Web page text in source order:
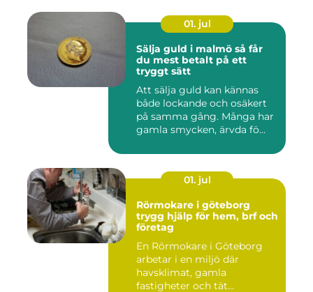
01. jul
Sälja guld i malmö så får
du mest betalt på ett
tryggt sätt
Att sälja guld kan kännas
både lockande och osäkert
på samma gång. Många har
gamla smycken, ärvda fö...
01. jul
Rörmokare i göteborg
trygg hjälp för hem, brf och
företag
En Rörmokare i Göteborg
arbetar i en miljö där
havsklimat, gamla
fastigheter och tät